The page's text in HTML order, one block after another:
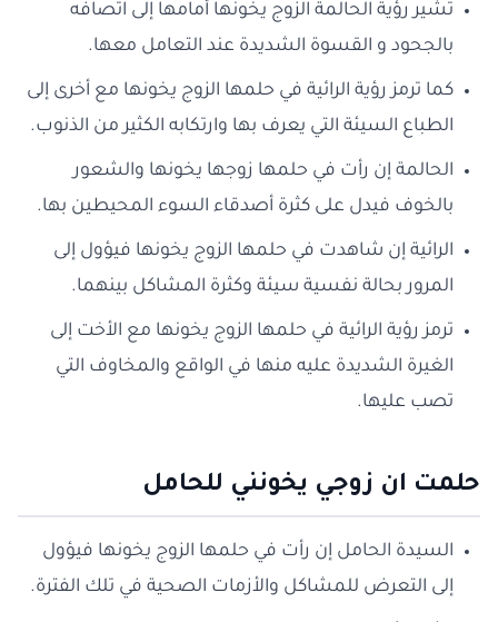
تشير رؤية الحالمة الزوج يخونها أمامها إلى اتصافه
بالجحود و القسوة الشديدة عند التعامل معها.
كما ترمز رؤية الرائية في حلمها الزوج يخونها مع أخرى إلى
الطباع السيئة التي يعرف بها وارتكابه الكثير من الذنوب.
الحالمة إن رأت في حلمها زوجها يخونها والشعور
بالخوف فيدل على كثرة أصدقاء السوء المحيطين بها.
الرائية إن شاهدت في حلمها الزوج يخونها فيؤول إلى
المرور بحالة نفسية سيئة وكثرة المشاكل بينهما.
ترمز رؤية الرائية في حلمها الزوج يخونها مع الأخت إلى
الغيرة الشديدة عليه منها في الواقع والمخاوف التي
تصب عليها.
حلمت ان زوجي يخونني للحامل
السيدة الحامل إن رأت في حلمها الزوج يخونها فيؤول
إلى التعرض للمشاكل والأزمات الصحية في تلك الفترة.